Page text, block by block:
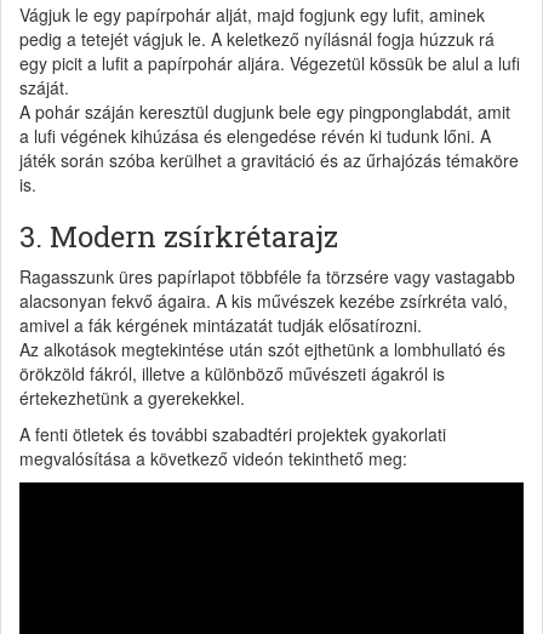
Vágjuk le egy papírpohár alját, majd fogjunk egy lufit, aminek
pedig a tetejét vágjuk le. A keletkező nyílásnál fogja húzzuk rá
egy picit a lufit a papírpohár aljára. Végezetül kössük be alul a lufi
száját.
A pohár száján keresztül dugjunk bele egy pingponglabdát, amit
a lufi végének kihúzása és elengedése révén ki tudunk lőni. A
játék során szóba kerülhet a gravitáció és az űrhajózás témaköre
is.
3. Modern zsírkrétarajz
Ragasszunk üres papírlapot többféle fa törzsére vagy vastagabb
alacsonyan fekvő ágaira. A kis művészek kezébe zsírkréta való,
amivel a fák kérgének mintázatát tudják elősatírozni.
Az alkotások megtekintése után szót ejthetünk a lombhullató és
örökzöld fákról, illetve a különböző művészeti ágakról is
értekezhetünk a gyerekekkel.
A fenti ötletek és további szabadtéri projektek gyakorlati
megvalósítása a következő videón tekinthető meg: